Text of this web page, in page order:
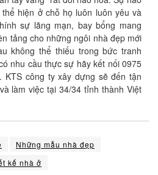
hiện ở chỗ họ luôn luôn yêu và
sự lãng mạn, bay bổng mang
tảng cho những ngôi nhà đẹp mới
không thể thiếu trong bức tranh
nhu cầu thực sự hãy kết nối 0975
KTS công ty xây dựng sẽ đến tận
làm việc tại 34/34 tỉnh thành Việt
Những mẫu nhà đẹp
kế nhà ở